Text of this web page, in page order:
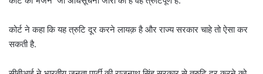
कोर्ट ने कहा कि यह त्रुटि दूर करने लायक़ है और राज्य सरकार चाहे तो ऐसा कर
सकती है.